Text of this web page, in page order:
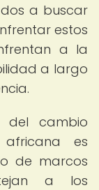
a buscar
estos
a la
a largo
del cambio
es
de marcos
a los